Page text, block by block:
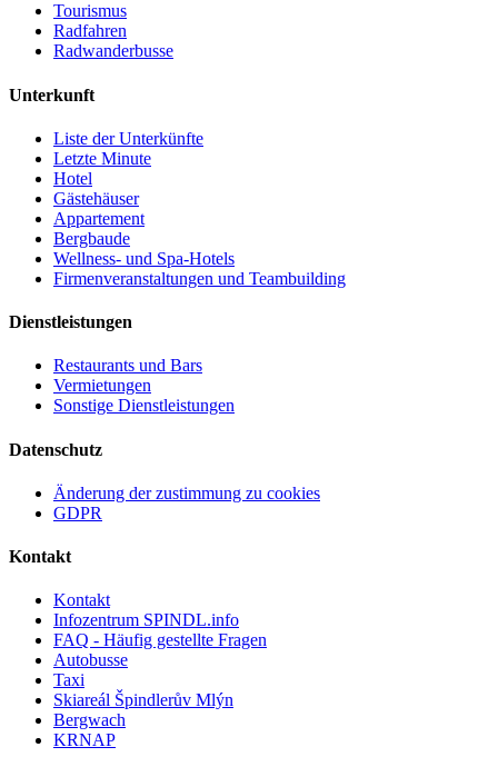
Tourismus
Radfahren
Radwanderbusse
Unterkunft
Liste der Unterkünfte
Letzte Minute
Hotel
Gästehäuser
Appartement
Bergbaude
Wellness- und Spa-Hotels
Firmenveranstaltungen und Teambuilding
Dienstleistungen
Restaurants und Bars
Vermietungen
Sonstige Dienstleistungen
Datenschutz
Änderung der zustimmung zu cookies
GDPR
Kontakt
Kontakt
Infozentrum SPINDL.info
FAQ - Häufig gestellte Fragen
Autobusse
Taxi
Skiareál Špindlerův Mlýn
Bergwach
KRNAP